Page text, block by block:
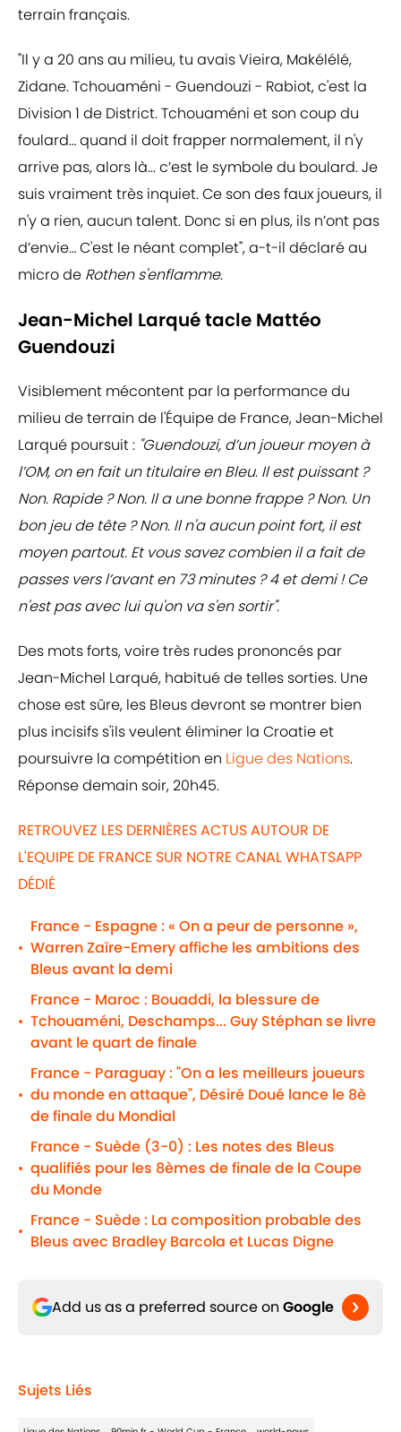
terrain français.
"Il y a 20 ans au milieu, tu avais Vieira, Makélélé,
Zidane. Tchouaméni - Guendouzi - Rabiot, c'est la
Division 1 de District. Tchouaméni et son coup du
foulard… quand il doit frapper normalement, il n'y
arrive pas, alors là... c’est le symbole du boulard. Je
suis vraiment très inquiet. Ce son des faux joueurs, il
n'y a rien, aucun talent. Donc si en plus, ils n’ont pas
d’envie… C'est le néant complet", a-t-il déclaré au
micro de Rothen s'enflamme.
Jean-Michel Larqué tacle Mattéo
Guendouzi
Visiblement mécontent par la performance du
milieu de terrain de l'Équipe de France, Jean-Michel
Larqué poursuit : "Guendouzi, d’un joueur moyen à
l’OM, on en fait un titulaire en Bleu. Il est puissant ?
Non. Rapide ? Non. Il a une bonne frappe ? Non. Un
bon jeu de tête ? Non. Il n'a aucun point fort, il est
moyen partout. Et vous savez combien il a fait de
passes vers l’avant en 73 minutes ? 4 et demi ! Ce
n'est pas avec lui qu'on va s'en sortir".
Des mots forts, voire très rudes prononcés par
Jean-Michel Larqué, habitué de telles sorties. Une
chose est sûre, les Bleus devront se montrer bien
plus incisifs s'ils veulent éliminer la Croatie et
poursuivre la compétition en Ligue des Nations.
Réponse demain soir, 20h45.
RETROUVEZ LES DERNIÈRES ACTUS AUTOUR DE
L'EQUIPE DE FRANCE SUR NOTRE CANAL WHATSAPP
DÉDIÉ
•
France - Espagne : « On a peur de personne »,
Warren Zaïre-Emery affiche les ambitions des
Bleus avant la demi
•
France - Maroc : Bouaddi, la blessure de
Tchouaméni, Deschamps... Guy Stéphan se livre
avant le quart de finale
•
France - Paraguay : "On a les meilleurs joueurs
du monde en attaque", Désiré Doué lance le 8è
de finale du Mondial
•
France - Suède (3-0) : Les notes des Bleus
qualifiés pour les 8èmes de finale de la Coupe
du Monde
•
France - Suède : La composition probable des
Bleus avec Bradley Barcola et Lucas Digne
Add us as a preferred source on Google
Sujets Liés